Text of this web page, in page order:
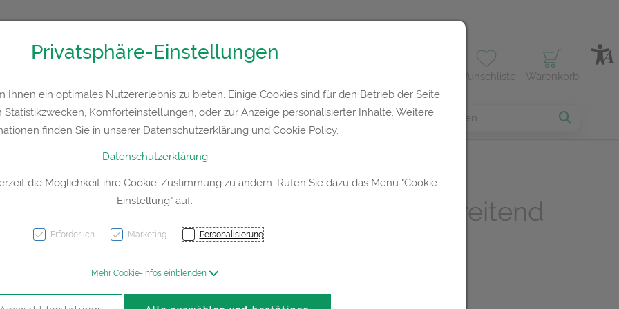
Wunschliste Warenkorb
Hautpflege Familie Nahrungsergänzung Diverses
Viva Skin Ölbad spreitend
100ml
Privatsphäre-Einstellungen
Ihnen ein optimales Nutzererlebnis zu bieten. Einige Cookies sind für den Betrieb der Seite
Komforteinstellungen, oder zur Anzeige personalisierter Inhalte. Weitere
finden Sie in unserer Datenschutzerklärung und Cookie Policy.
Datenschutzerklärung
die Möglichkeit ihre Cookie-Zustimmung zu ändern. Rufen Sie dazu das Menü "Cookie-
Einstellung" auf.
Erforderlich Marketing Personalisierung
Mehr Cookie-Infos einblenden